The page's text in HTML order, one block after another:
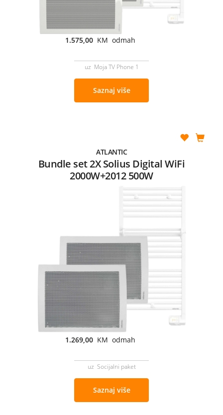
1.575,00 KM odmah
uz Moja TV Phone 1
Saznaj više
ATLANTIC
Bundle set 2X Solius Digital WiFi
2000W+2012 500W
1.269,00 KM odmah
uz Socijalni paket
Saznaj više